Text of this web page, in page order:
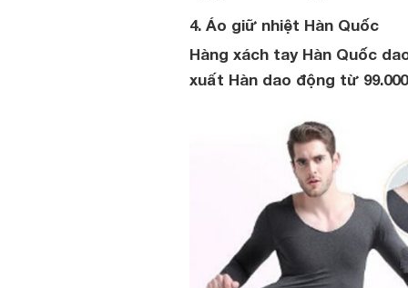
4. Áo giữ nhiệt Hàn Quốc
Hàng xách tay Hàn Quốc
xuất Hàn dao động từ